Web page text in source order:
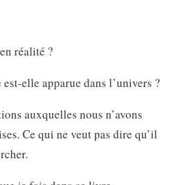
réalité ?
elle apparue dans l’univers ?
auxquelles nous n’avons
Ce qui ne veut pas dire qu’il